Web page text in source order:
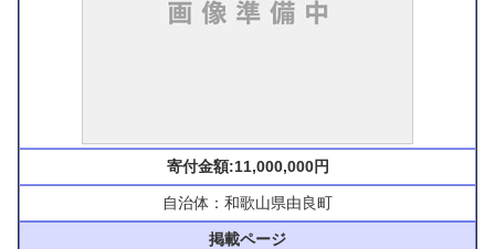
寄付金額:11,000,000円
自治体：和歌山県由良町
掲載ページ